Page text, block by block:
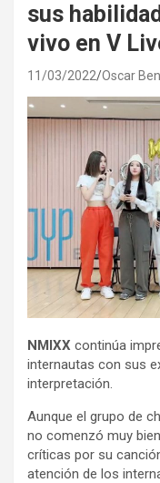
sus
vivo en V
11/03/2022 Oscar
NMIXX continúa
internautas con sus
interpretación.
Aunque el grupo de
no comenzó muy
críticas por su
atención de los